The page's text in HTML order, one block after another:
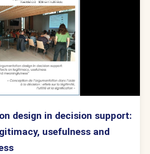
design in decision support:
usefulness and